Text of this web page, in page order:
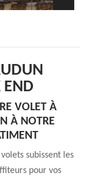
VOLET À
À NOTRE
subissent les
pour vos